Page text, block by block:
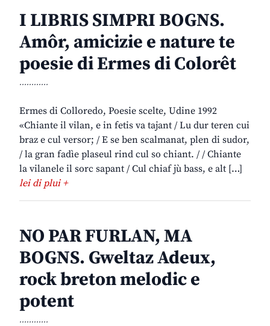
I LIBRIS SIMPRI BOGNS.
Amôr, amicizie e nature te
poesie di Ermes di Colorêt
............
Ermes di Colloredo, Poesie scelte, Udine 1992
«Chiante il vilan, e in fetis va tajant / Lu dur teren cui
braz e cul versor; / E se ben scalmanat, plen di sudor,
/ la gran fadìe plaseul rind cul so chiant. / / Chiante
la vilanele il sorc sapant / Cul chiaf jù bass, e alt […]
lei di plui +
NO PAR FURLAN, MA
BOGNS. Gweltaz Adeux,
rock breton melodic e
potent
............